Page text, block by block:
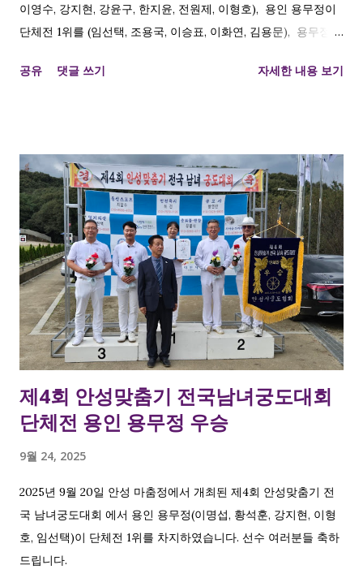
이영수, 강지현, 강윤구, 한지윤, 전원제, 이형호), 용인 용무정이
단체전 1위를 (임선택, 조용국, 이승표, 이화연, 김용문), 용무정
성부 1위 를 차지하였습니다. 용인시와 용무정에서 해당 대회 종
전 장년부 1위 김용문접장 개인전 여성부 1위 강지현 접장
공유 댓글 쓰기 자세한 내용 보기
제4회 안성맞춤기 전국남녀궁도대회
단체전 용인 용무정 우승
9월 24, 2025
2025년 9월 20일 안성 마춤정에서 개최된 제4회 안성맞춤기 전
국 남녀궁도대회 에서 용인 용무정(이명섭, 황석훈, 강지현, 이형
호, 임선택)이 단체전 1위를 차지하였습니다. 선수 여러분들 축하
드립니다.